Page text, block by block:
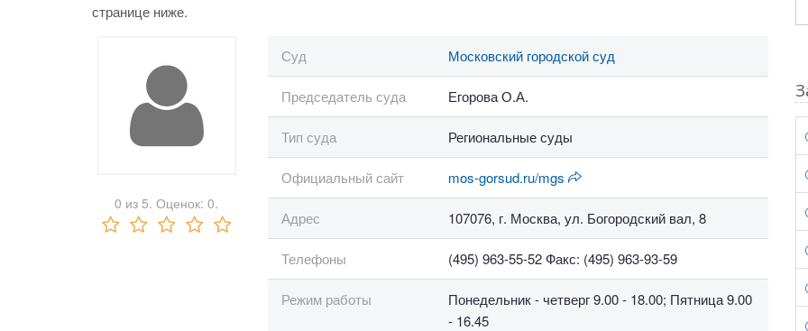
странице ниже.
0 из 5. Оценок: 0.
Суд Московский городской суд
Председатель суда Егорова О.А.
Тип суда Региональные суды
Официальный сайт mos-gorsud.ru/mgs
Адрес 107076, г. Москва, ул. Богородский вал, 8
Телефоны (495) 963-55-52 Факс: (495) 963-93-59
Режим работы
Понедельник - четверг 9.00 - 18.00; Пятница 9.00
- 16.45